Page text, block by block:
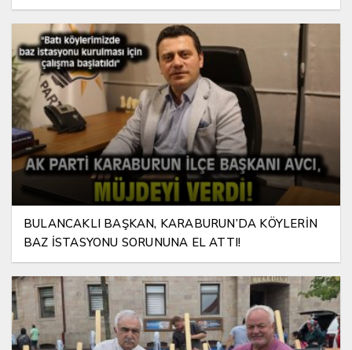
BULANCAKLI BAŞKAN, KARABURUN’DA KÖYLERİN
BAZ İSTASYONU SORUNUNA EL ATTI!